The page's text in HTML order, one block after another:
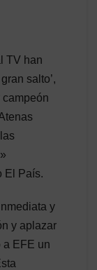
TV han
salto’,
campeón
El País.
y
y aplazar
a EFE un